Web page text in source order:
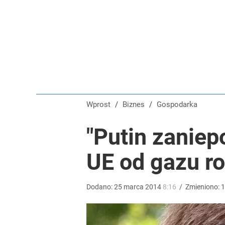
dodaj
Temu, Shein i AliExpress już nie takie atrakcyjne.
Wprost / Biznes / Gospodarka
"Putin
UE od gazu
Dodano:25 marca 2014 8:16 / Zmieniono: